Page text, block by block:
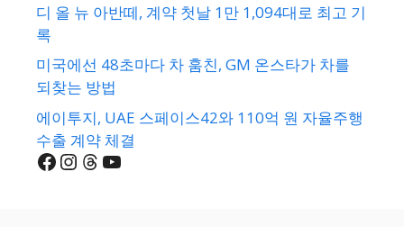
디 올 뉴 아반떼, 계약 첫날 1만 1,094대로 최고 기
록
미국에선 48초마다 차 훔친, GM 온스타가 차를
되찾는 방법
에이투지, UAE 스페이스42와 110억 원 자율주행
수출 계약 체결
Facebook
Instagram
Threads
YouTube